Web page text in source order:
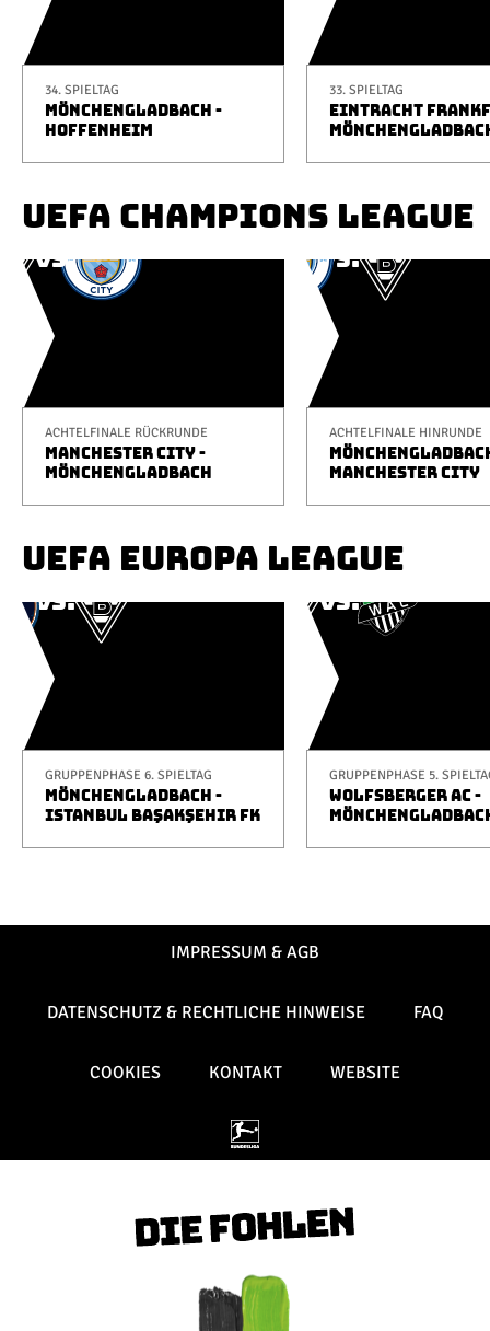
34. SPIELTAG
MÖNCHENGLADBACH -
HOFFENHEIM
33. SPIELTAG
EINTRACHT
UEFA CHAMPIONS LEAGUE
ACHTELFINALE RÜCKRUNDE
MANCHESTER CITY -
MÖNCHENGLADBACH
ACHTELFINALE HINRUNDE
MANCHESTER CITY
UEFA EUROPA LEAGUE
GRUPPENPHASE 6. SPIELTAG
MÖNCHENGLADBACH -
ISTANBUL BAŞAKŞEHIR FK
GRUPPENPHASE 5.
WOLFSBERGER AC -
IMPRESSUM & AGB
DATENSCHUTZ & RECHTLICHE HINWEISE FAQ
COOKIES KONTAKT WEBSITE